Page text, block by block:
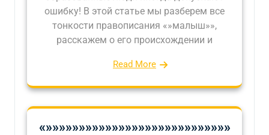
ошибку! В этой статье мы разберем все
тонкости правописания «»малыш»»,
расскажем о его происхождении и
Read More
«»»»»»»»»»»»»»»»»»»»»»»»»»»»»